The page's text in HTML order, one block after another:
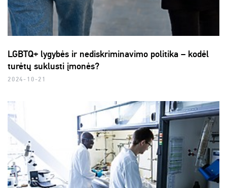
LGBTQ+ lygybės ir nediskriminavimo politika – kodėl
turėtų suklusti įmonės?
2024-10-21